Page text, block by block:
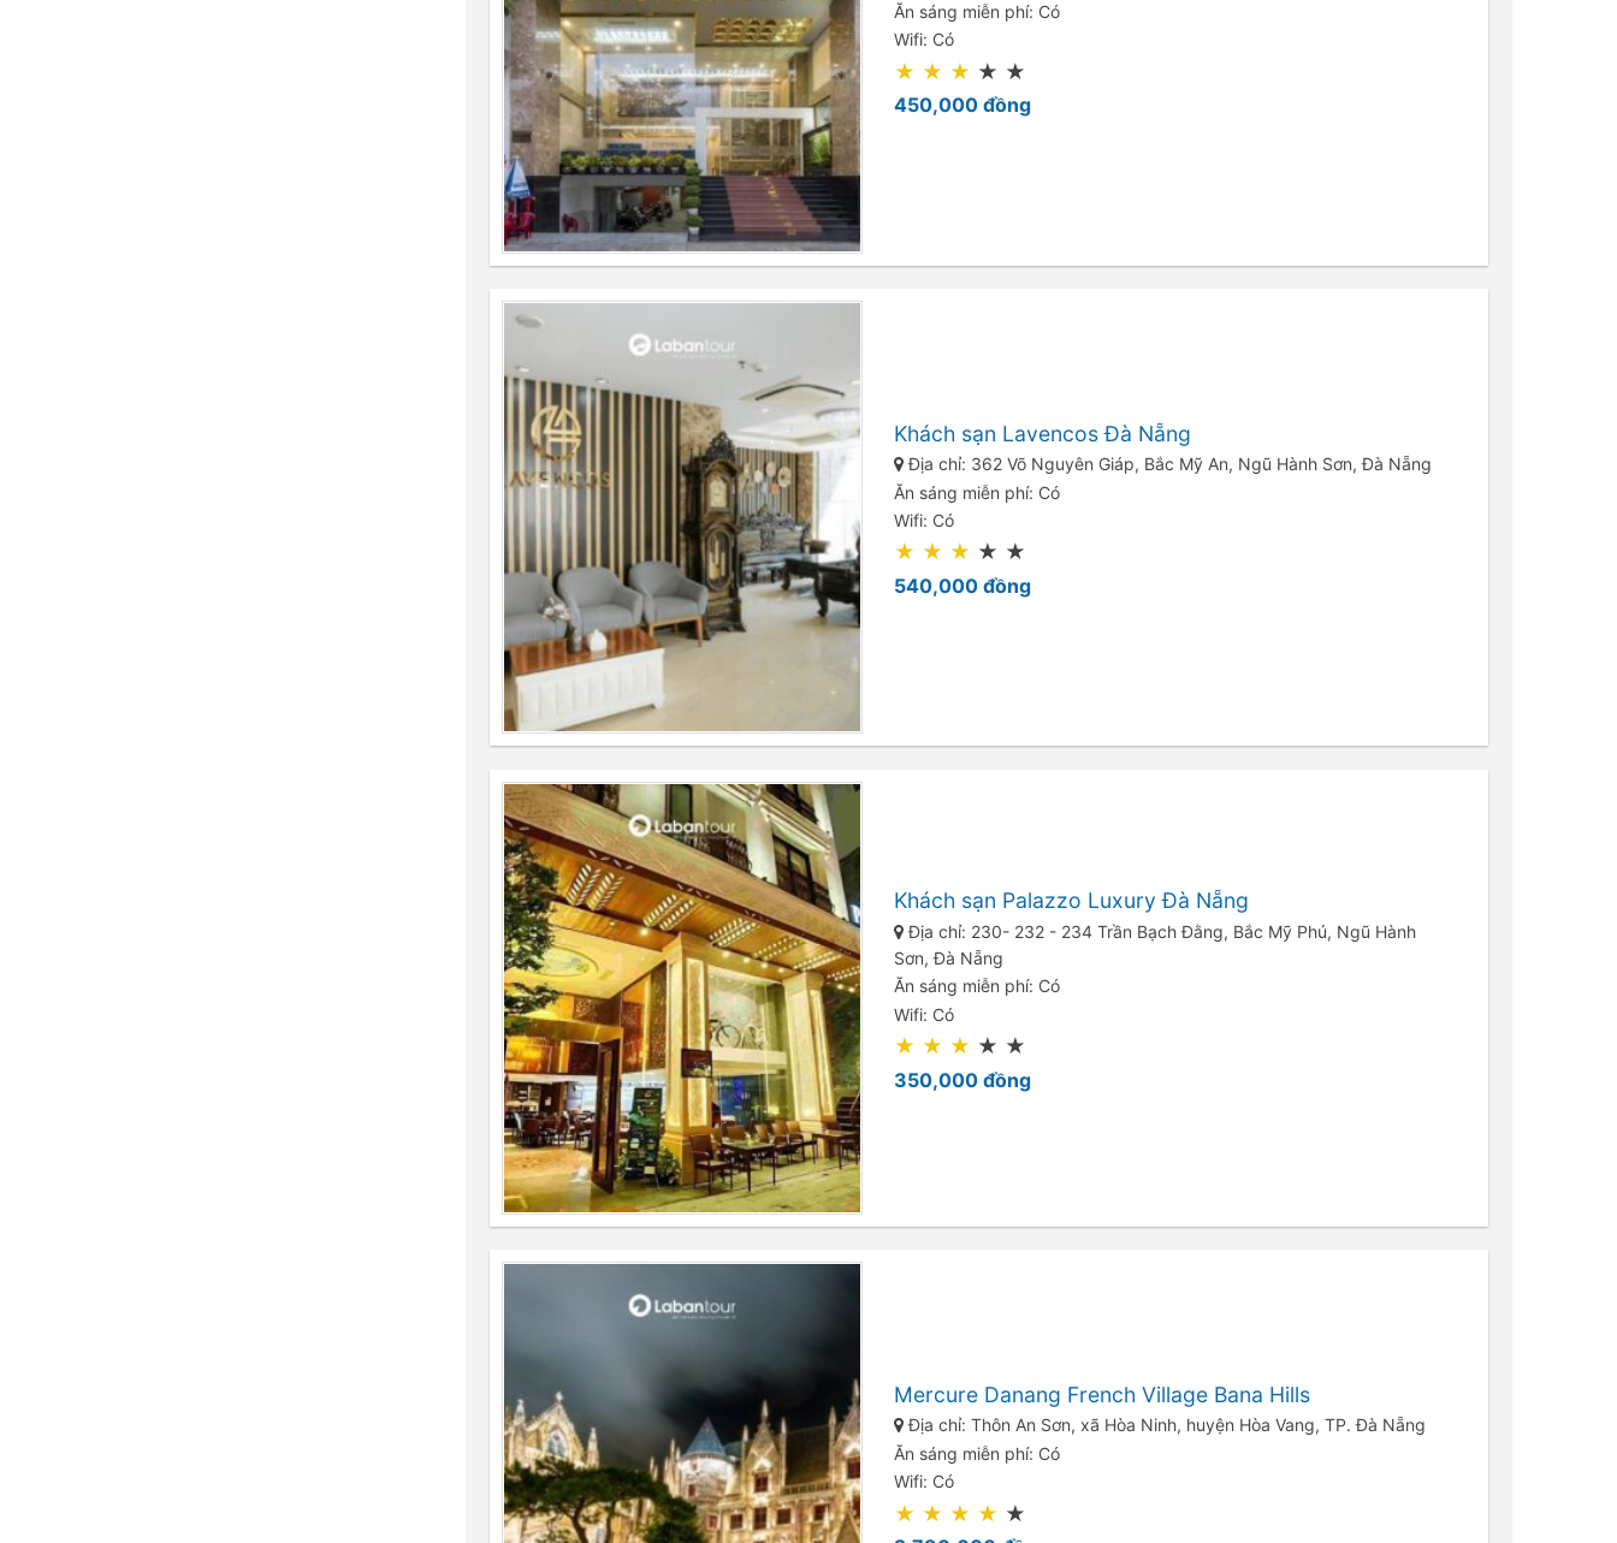
Ăn sáng miễn phí: Có
Wifi: Có
★ ★ ★ ★ ★
450,000 đồng
Khách sạn Lavencos Đà Nẵng
Địa chỉ: 362 Võ Nguyên Giáp, Bắc Mỹ An, Ngũ Hành Sơn, Đà Nẵng
Ăn sáng miễn phí: Có
Wifi: Có
★ ★ ★ ★ ★
540,000 đồng
Khách sạn Palazzo Luxury Đà Nẵng
Địa chỉ: 230- 232 - 234 Trần Bạch Đằng, Bắc Mỹ Phú, Ngũ Hành
Sơn, Đà Nẵng
Ăn sáng miễn phí: Có
Wifi: Có
★ ★ ★ ★ ★
350,000 đồng
Mercure Danang French Village Bana Hills
Địa chỉ: Thôn An Sơn, xã Hòa Ninh, huyện Hòa Vang, TP. Đà Nẵng
Ăn sáng miễn phí: Có
Wifi: Có
★ ★ ★ ★ ★